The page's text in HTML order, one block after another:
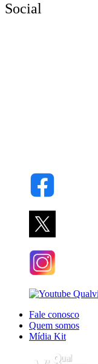
Social
Fale conosco
Quem somos
Mídia Kit